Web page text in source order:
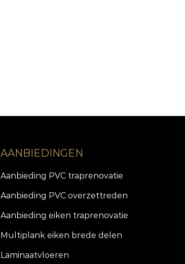
AANBIEDINGEN
Aanbieding PVC traprenovatie
Aanbieding PVC overzettreden
Aanbieding eiken traprenovatie
Multiplank eiken brede delen
Laminaatvloeren